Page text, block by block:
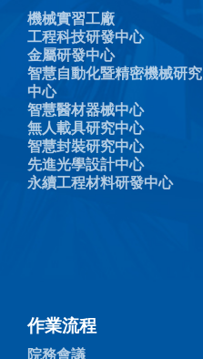
機械實習工廠
工程科技研發中心
金屬研發中心
智慧自動化暨精密機械研究
中心
智慧醫材器械中心
無人載具研究中心
智慧封裝研究中心
先進光學設計中心
永續工程材料研發中心
作業流程
院務會議